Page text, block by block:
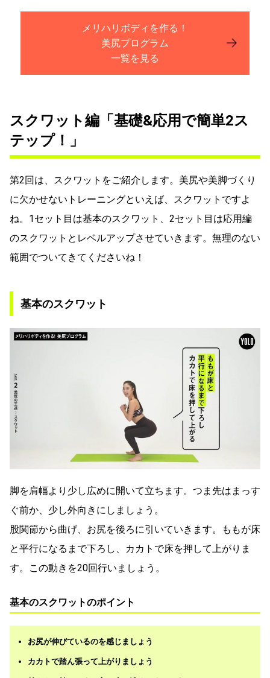
メリハリボディを作る！
美尻プログラム
一覧を見る
スクワット編「基礎&応用で簡単2ス
テップ！」
第2回は、スクワットをご紹介します。美尻や美脚づくり
に欠かせないトレーニングといえば、スクワットですよ
ね。1セット目は基本のスクワット、2セット目は応用編
のスクワットとレベルアップさせていきます。無理のない
範囲でついてきてくださいね！
基本のスクワット
脚を肩幅より少し広めに開いて立ちます。つま先はまっす
ぐ前か、少し外向きにしましょう。
股関節から曲げ、お尻を後ろに引いていきます。ももが床
と平行になるまで下ろし、カカトで床を押して上がりま
す。この動きを20回行いましょう。
基本のスクワットのポイント
お尻が伸びているのを感じましょう
カカトで踏ん張って上がりましょう